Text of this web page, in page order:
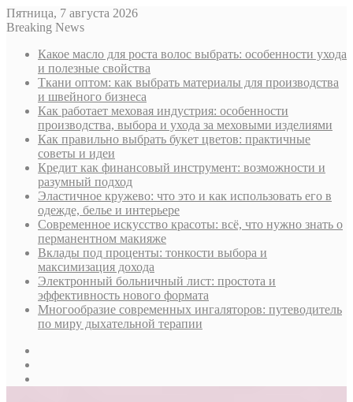
Пятница, 7 августа 2026
Breaking News
Какое масло для роста волос выбрать: особенности ухода
и полезные свойства
Ткани оптом: как выбрать материалы для производства
и швейного бизнеса
Как работает меховая индустрия: особенности
производства, выбора и ухода за меховыми изделиями
Как правильно выбрать букет цветов: практичные
советы и идеи
Кредит как финансовый инструмент: возможности и
разумный подход
Эластичное кружево: что это и как использовать его в
одежде, белье и интерьере
Современное искусство красоты: всё, что нужно знать о
перманентном макияже
Вклады под проценты: тонкости выбора и
максимизация дохода
Электронный больничный лист: простота и
эффективность нового формата
Многообразие современных ингаляторов: путеводитель
по миру дыхательной терапии